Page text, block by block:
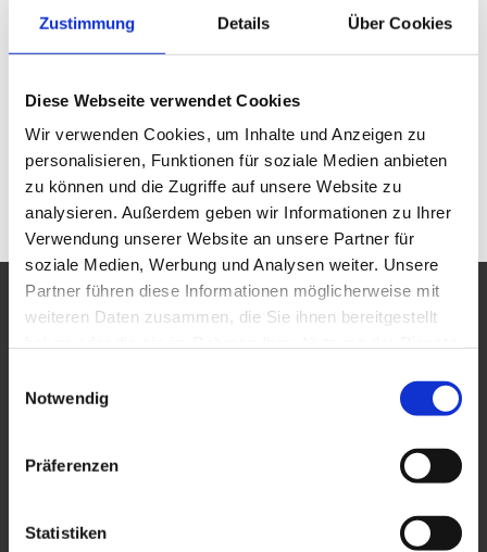
Zustimmung Details Über Cookies
Diese Webseite verwendet Cookies
Wir verwenden Cookies, um Inhalte und Anzeigen zu
personalisieren, Funktionen für soziale Medien anbieten
zu können und die Zugriffe auf unsere Website zu
analysieren. Außerdem geben wir Informationen zu Ihrer
Verwendung unserer Website an unsere Partner für
soziale Medien, Werbung und Analysen weiter. Unsere
Partner führen diese Informationen möglicherweise mit
weiteren Daten zusammen, die Sie ihnen bereitgestellt
Notwendig
Präferenzen
Statistiken
80538 München